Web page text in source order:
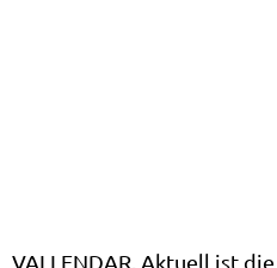
VALLENDAR. Aktuell ist